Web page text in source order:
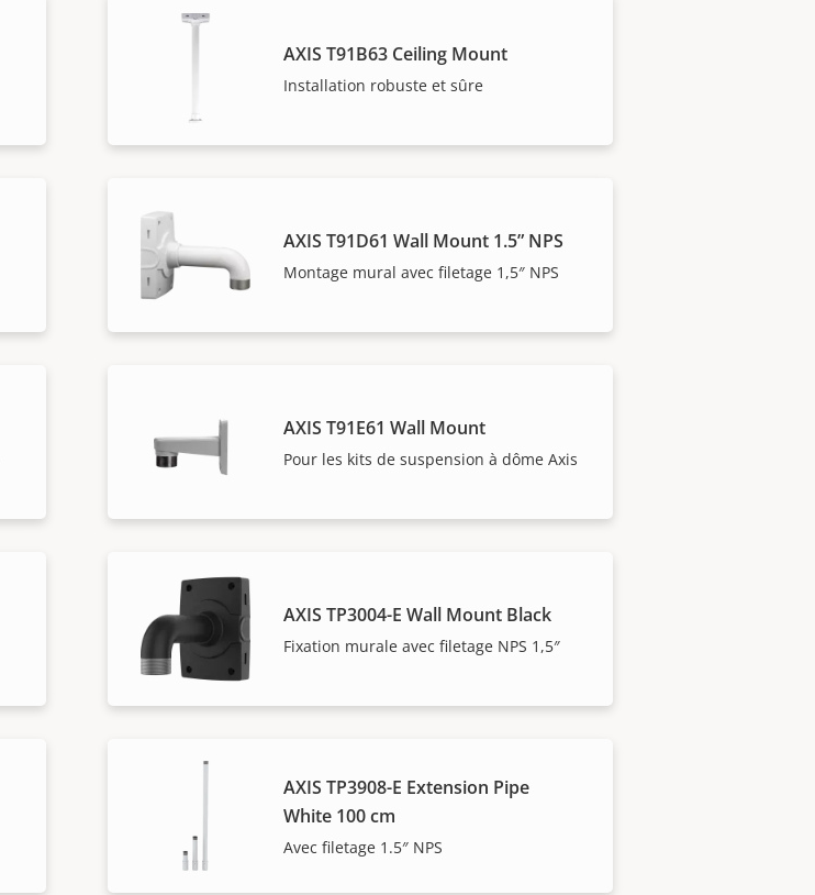
AXIS T91B63 Ceiling Mount
Installation robuste et sûre
AXIS T91D61 Wall Mount 1.5” NPS
Montage mural avec filetage 1,5″ NPS
AXIS T91E61 Wall Mount
Pour les kits de suspension à dôme Axis
AXIS TP3004-E Wall Mount Black
Fixation murale avec filetage NPS 1,5″
AXIS TP3908-E Extension Pipe
White 100 cm
Avec filetage 1.5″ NPS